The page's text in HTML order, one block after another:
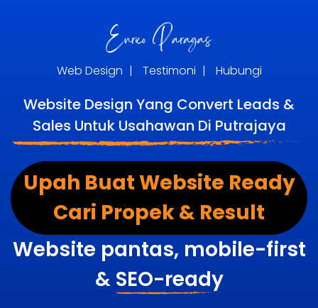
Web Design | Testimoni | Hubungi
Website Design Yang Convert Leads &
Sales Untuk Usahawan Di Putrajaya
Upah Buat Website Ready
Cari Propek & Result
Website pantas, mobile-first
& SEO-ready